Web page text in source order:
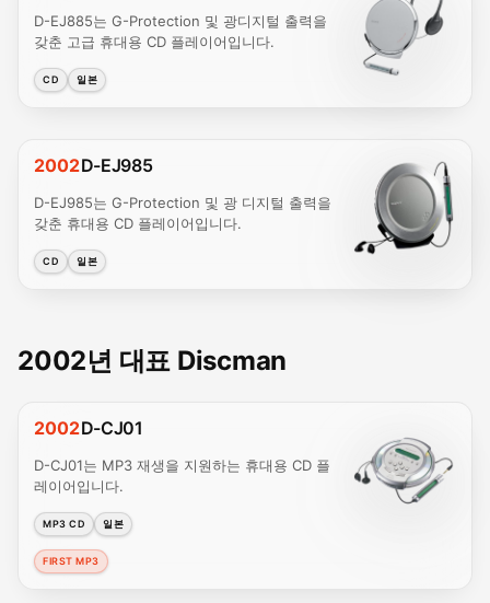
D-EJ885는 G-Protection 및 광디지털 출력을
갖춘 고급 휴대용 CD 플레이어입니다.
CD 일본
2002D-EJ985
D-EJ985는 G-Protection 및 광 디지털 출력을
갖춘 휴대용 CD 플레이어입니다.
CD 일본
2002년 대표 Discman
2002D-CJ01
D-CJ01는 MP3 재생을 지원하는 휴대용 CD 플
레이어입니다.
MP3 CD 일본
FIRST MP3